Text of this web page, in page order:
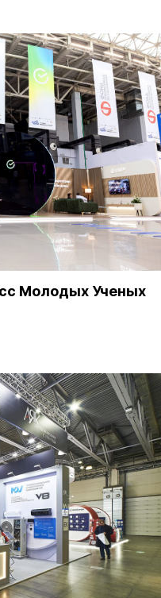
Молодых Ученых